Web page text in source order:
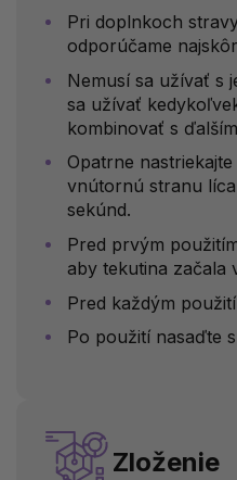
Pri doplnkoch
odporúčame
Nemusí sa užívať s
sa užívať
kombinovať s
Opatrne
vnútornú stranu
sekúnd.
Pred prvým
aby tekutina začala
Pred každým
Po použití nasaďte
Zloženie